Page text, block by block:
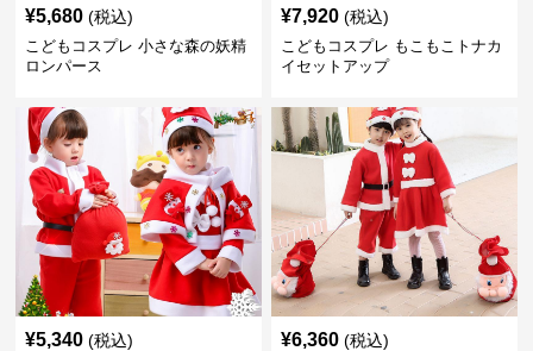
¥5,680 (税込)
こどもコスプレ 小さな森の妖精
ロンパース
¥7,920 (税込)
こどもコスプレ もこもこトナカ
イセットアップ
¥5,340 (税込) ¥6,360 (税込)